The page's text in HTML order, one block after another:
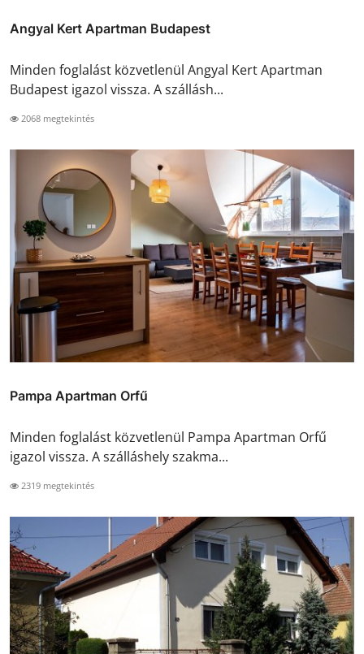
Angyal Kert Apartman Budapest
Minden foglalást közvetlenül Angyal Kert Apartman
Budapest igazol vissza. A szállásh...
2068 megtekintés
Pampa Apartman Orfű
Minden foglalást közvetlenül Pampa Apartman Orfű
igazol vissza. A szálláshely szakma...
2319 megtekintés